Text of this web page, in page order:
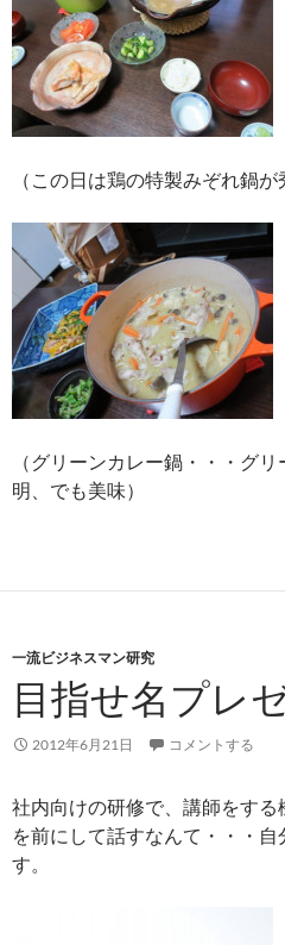
（この日は鶏の特製みぞれ鍋が
（グリーンカレー鍋・・・グ
明、でも美味）
一流ビジネスマン研究
目指せ名プレ
2012年6月21日 コメントする
社内向けの研修で、講師をす
を前にして話すなんて・・・
す。